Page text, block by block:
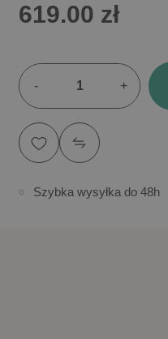
619.00 zł
- +
Szybka wysyłka do 48h